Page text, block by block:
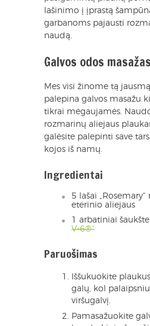
lašinimo į įprastą
garbanoms pajausti
naudą.
Galvos odos masažas
Mes visi žinome tą
palepina galvos masažu
tikrai mėgaujamės.
rozmarinų aliejaus
galėsite palepinti save
kojos iš namų.
Ingredientai
5 lašai
eterinio aliejaus
1 arbatiniai
V-6®“
Paruošimas
Iššukuokite
galų, kol
viršugalvį.
Pamasažuokite